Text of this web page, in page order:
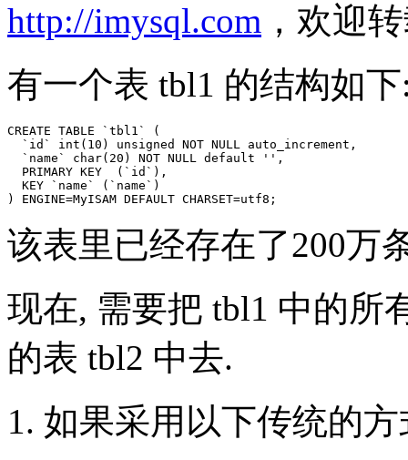
http://imysql.com ，欢迎
有一个表 tbl1 的结构如
CREATE TABLE `tbl1` (
  `id` int(10) unsigned NOT NULL auto_increment,
  `name` char(20) NOT NULL default '',
  PRIMARY KEY  (`id`),
  KEY `name` (`name`)
该表里已经存在了200万
现在, 需要把 tbl1 中的所
的表 tbl2 中去.
1. 如果采用以下传统的